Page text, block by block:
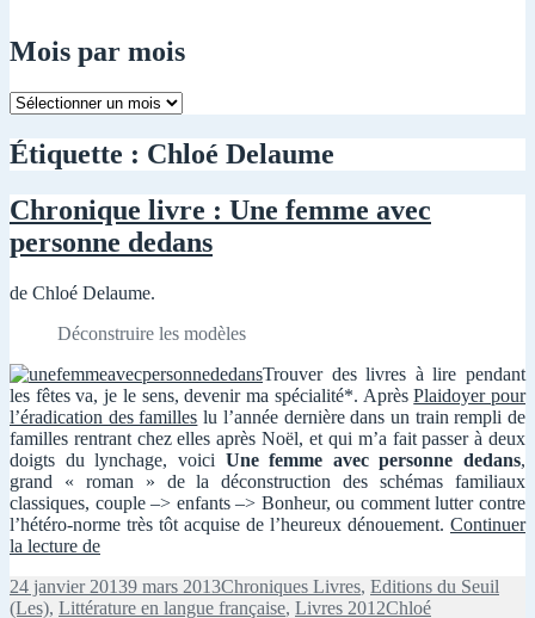
Mois par mois
Mois
mois
Étiquette : Chloé Delaume
Chronique livre : Une femme avec
personne dedans
de Chloé Delaume.
Déconstruire les modèles
Trouver des livres à lire pendant
les fêtes va, je le sens, devenir ma spécialité*. AprèsPlaidoyer pour
l’éradication des familles lu l’année dernière dans un train rempli de
familles rentrant chez elles après Noël, et qui m’a fait passer à deux
doigts du lynchage, voici Une femme avec personne dedans,
grand « roman » de la déconstruction des schémas familiaux
classiques, couple –> enfants –> Bonheur, ou comment lutter contre
l’hétéro-norme très tôt acquise de l’heureux dénouement. Continuer
la lecture deChronique
:
Une
Publié
le
24 janvier 20139 mars 2013Catégories
Chroniques Livres, Editions du Seuil
(Les), Littérature en langue française, Livres 2012Mots-
Chloé